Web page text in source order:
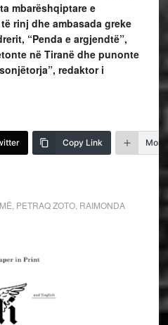
mbarëshqiptare e
rinj dhe ambasada greke
“Penda e argjendtë”,
në Tiranë dhe punonte
redaktor i
Copy Link More
PETRAQ ZOTO, RAIMONDA